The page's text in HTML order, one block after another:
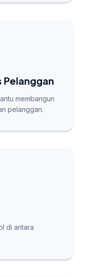
Pelanggan
membangun
pelanggan.
di antara